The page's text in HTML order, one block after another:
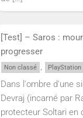
[Test] – Saros :
progresser
Non classé , PlayStation
Dans l'ombre d'une
Devraj (incarné par
protecteur Soltari en